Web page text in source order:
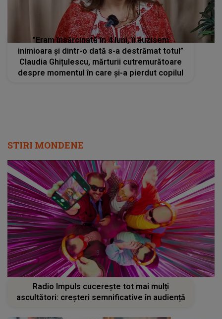
”Eram însărcinată în 4 luni, îi auzisem
inimioara și dintr-o dată s-a destrămat totul”
Claudia Ghițulescu, mărturii cutremurătoare
despre momentul în care și-a pierdut copilul
STIRI MONDENE
Radio Impuls cucerește tot mai mulți
ascultători: creșteri semnificative în audiență